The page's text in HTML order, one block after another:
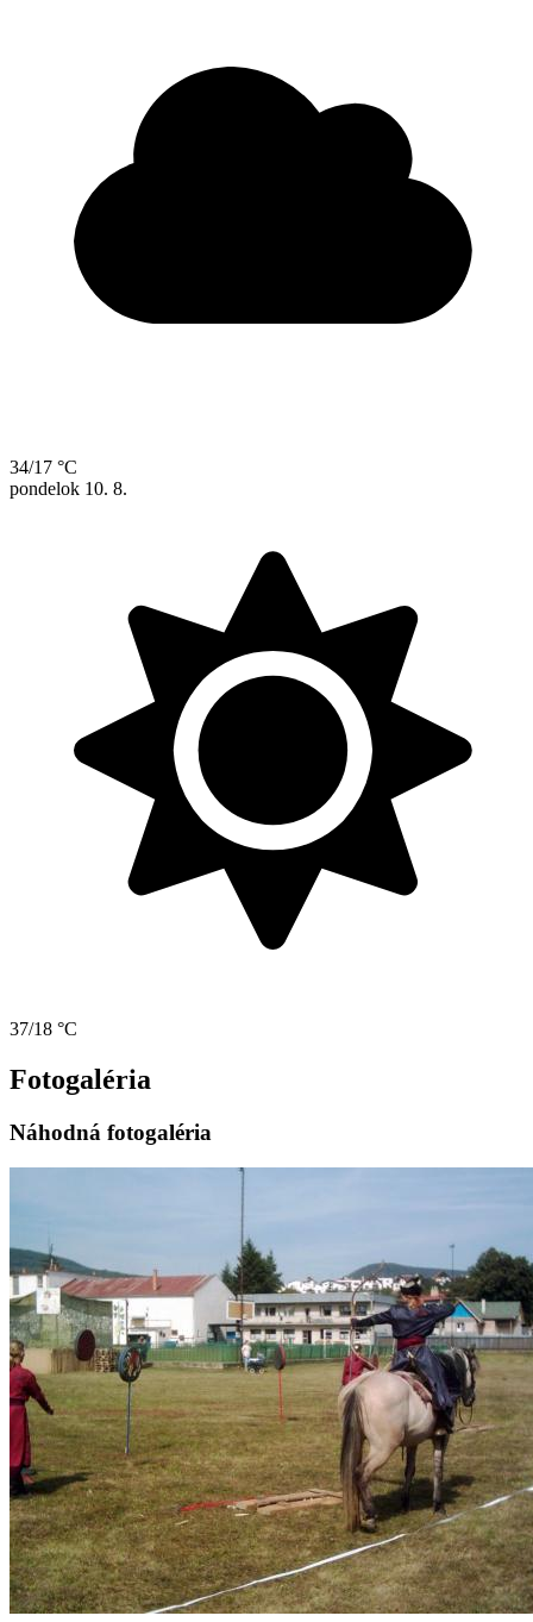
34/17 °C
pondelok 10. 8.
37/18 °C
Fotogaléria
Náhodná fotogaléria